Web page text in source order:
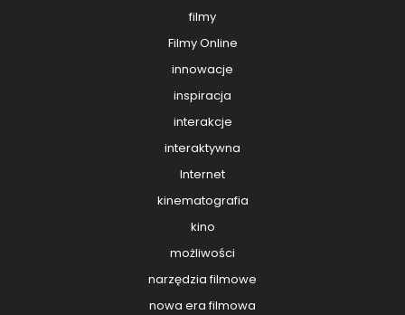
filmy
Filmy Online
innowacje
inspiracja
interakcje
interaktywna
Internet
kinematografia
kino
możliwości
narzędzia filmowe
nowa era filmowa